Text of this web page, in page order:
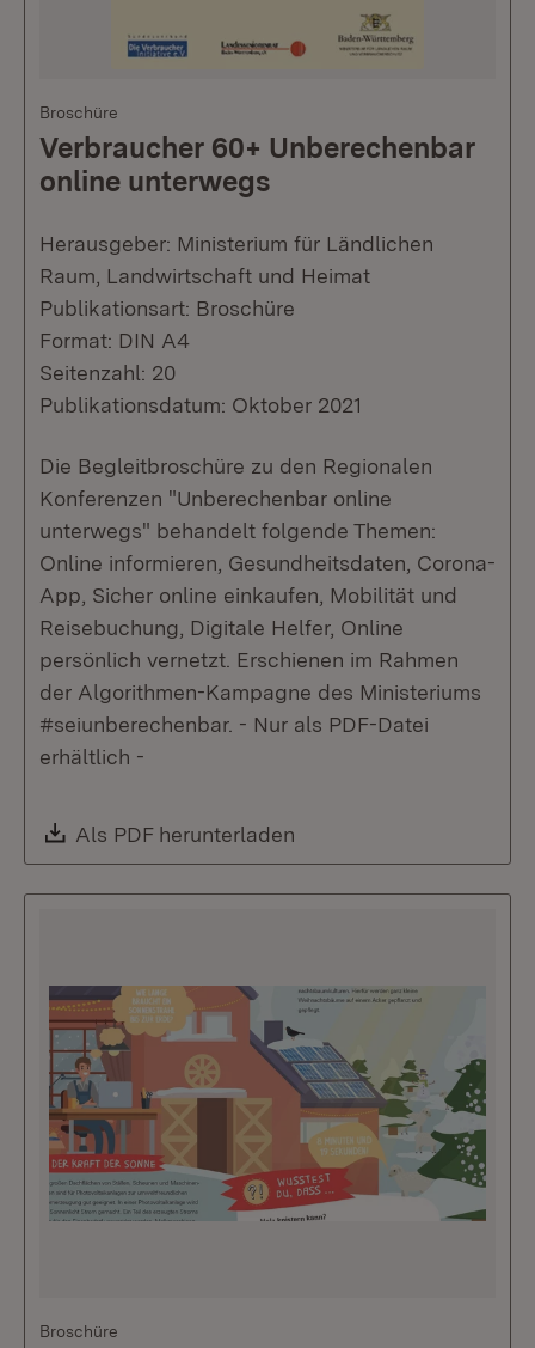
Broschüre
Verbraucher 60+ Unberechenbar
online unterwegs
Herausgeber: Ministerium für Ländlichen
Raum, Landwirtschaft und Heimat
Publikationsart: Broschüre
Format: DIN A4
Seitenzahl: 20
Publikationsdatum: Oktober 2021
Die Begleitbroschüre zu den Regionalen
Konferenzen "Unberechenbar online
unterwegs" behandelt folgende Themen:
Online informieren, Gesundheitsdaten, Corona-
App, Sicher online einkaufen, Mobilität und
Reisebuchung, Digitale Helfer, Online
persönlich vernetzt. Erschienen im Rahmen
der Algorithmen-Kampagne des Ministeriums
#seiunberechenbar. - Nur als PDF-Datei
erhältlich -
Download:
Als PDF herunterladen
Broschüre